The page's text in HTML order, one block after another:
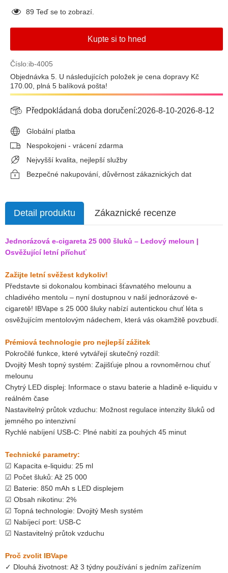
91 Teď se to zobrazí.
Kupte si to hned
Číslo:ib-4005
Objednávka 5. U následujících položek je cena dopravy Kč
170.00, plná 5 balíková pošta!
Předpokládaná doba doručení:2026-8-10-2026-8-12
Globální platba
Nespokojeni - vrácení zdarma
Nejvyšší kvalita, nejlepší služby
Bezpečné nakupování, důvěrnost zákaznických dat
Detail produktu Zákaznické recenze
Jednorázová e-cigareta 25 000 šluků – Ledový meloun |
Osvěžující letní příchuť
Zažijte letní svěžest kdykoliv!
Představte si dokonalou kombinaci šťavnatého melounu a
chladivého mentolu – nyní dostupnou v naší jednorázové e-
cigaretě! IBVape s 25 000 šluky nabízí autentickou chuť léta s
osvěžujícím mentolovým nádechem, která vás okamžitě povzbudí.
Prémiová technologie pro nejlepší zážitek
Pokročilé funkce, které vytvářejí skutečný rozdíl:
Dvojitý Mesh topný systém: Zajišťuje plnou a rovnoměrnou chuť
melounu
Chytrý LED displej: Informace o stavu baterie a hladině e-liquidu v
reálném čase
Nastavitelný průtok vzduchu: Možnost regulace intenzity šluků od
jemného po intenzivní
Rychlé nabíjení USB-C: Plné nabití za pouhých 45 minut
Technické parametry:
☑ Kapacita e-liquidu: 25 ml
☑ Počet šluků: Až 25 000
☑ Baterie: 850 mAh s LED displejem
☑ Obsah nikotinu: 2%
☑ Topná technologie: Dvojitý Mesh systém
☑ Nabíjecí port: USB-C
☑ Nastavitelný průtok vzduchu
Proč zvolit IBVape
✓ Dlouhá životnost: Až 3 týdny používání s jedním zařízením